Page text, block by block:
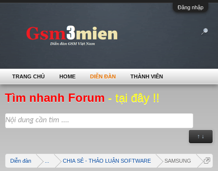
Đăng nhập
Tìm nhanh Forum - tại đây !!
↑ ↓
Diễn đàn CHIA SẺ - THẢO LUẬN SOFTWARE SAMSUNG
TRANG CHỦ HOME DIỄN ĐÀN THÀNH VIÊN